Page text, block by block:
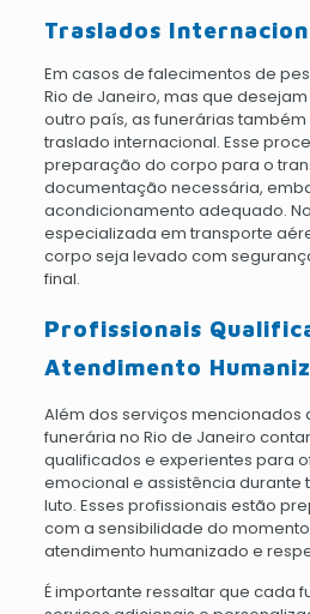
Traslados
Em casos de falecimentos de
Rio de Janeiro, mas que
outro país, as funerárias
traslado internacional. Esse
preparação do corpo para o
documentação necessária,
acondicionamento adequado.
especializada em transporte
corpo seja levado com
final.
Profissionais
Atendimento
Além dos serviços mencionados
funerária no Rio de Janeiro
qualificados e experientes para
emocional e assistência durante
luto. Esses profissionais estão
com a sensibilidade do
atendimento humanizado e
É importante ressaltar que cada